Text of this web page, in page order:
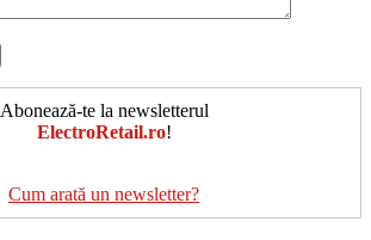
Abonează-te la newsletterul
ElectroRetail.ro!
Cum arată un newsletter?